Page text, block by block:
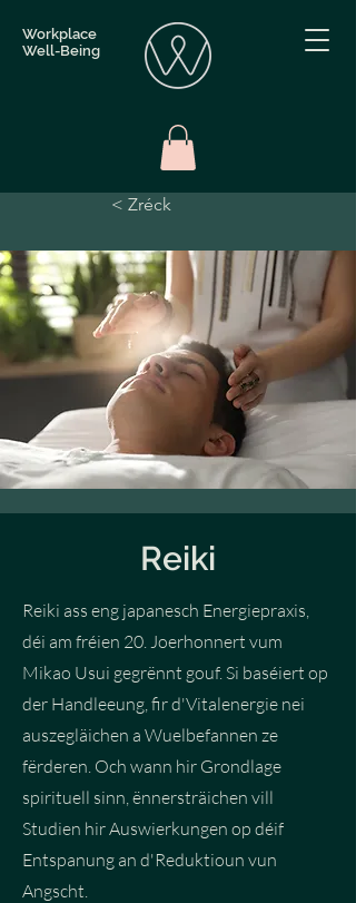
Workplace
Well-Being
< Zréck
Reiki
Reiki ass eng japanesch Energiepraxis,
déi am fréien 20. Joerhonnert vum
Mikao Usui gegrënnt gouf. Si baséiert op
der Handleeung, fir d'Vitalenergie nei
auszegläichen a Wuelbefannen ze
fërderen. Och wann hir Grondlage
spirituell sinn, ënnersträichen vill
Studien hir Auswierkungen op déif
Entspanung an d'Reduktioun vun
Angscht.